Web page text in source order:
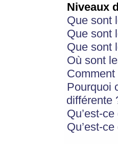
Niveaux
Que sont
Que sont
Que sont
Où sont
Pourquoi
différente
Qu’est-
Qu’est-ce